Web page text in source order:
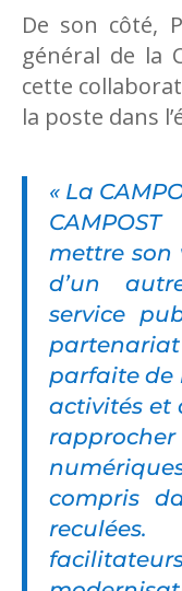
De son côté,
général de la
cette
la poste dans
« La
mettre son
d’un
service
parfaite de
activités et
compris